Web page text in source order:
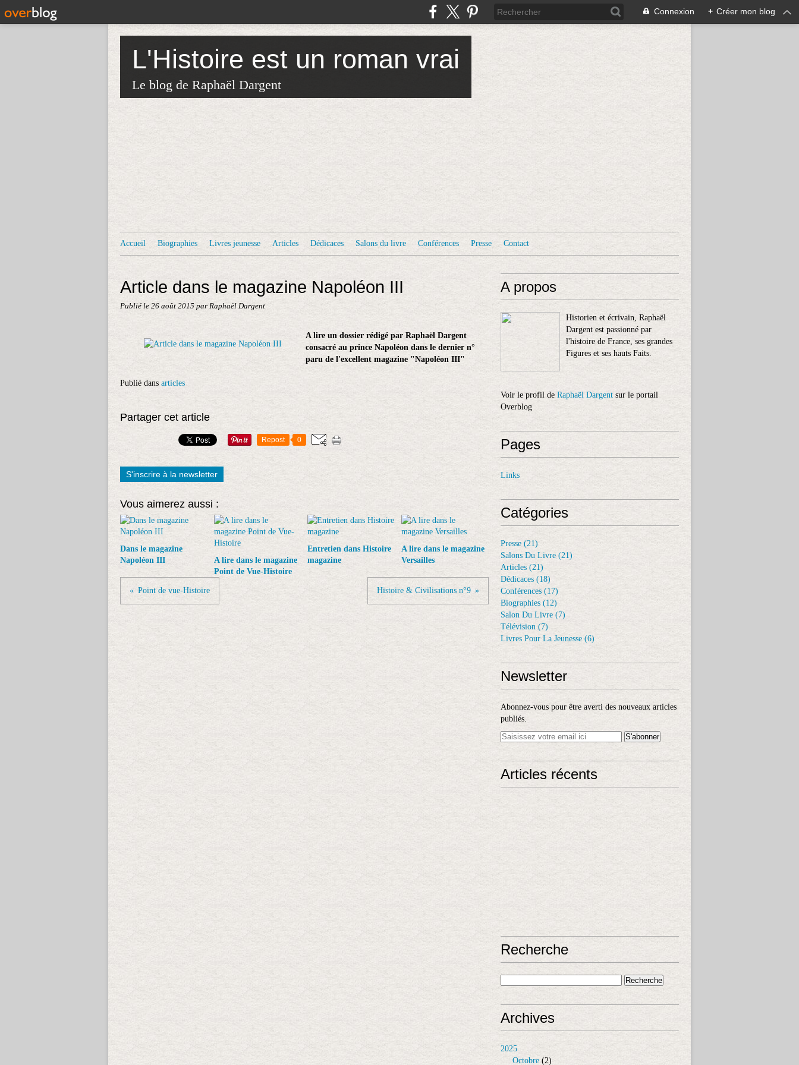
Connexion + Créer mon blog
L'Histoire est un roman vrai
Le blog de Raphaël Dargent
Accueil Biographies Livres jeunesse Articles Dédicaces Salons du livre Conférences Presse Contact
Article dans le magazine Napoléon III
Publié le 26 août 2015 par Raphaël Dargent
A lire un dossier rédigé par Raphaël Dargent
consacré au prince Napoléon dans le dernier n°
paru de l'excellent magazine "Napoléon III"
Publié dans articles
Partager cet article
Repost 0
S'inscrire à la newsletter
Vous aimerez aussi :
Dans le magazine
Napoléon III
A lire dans le magazine
Point de Vue-Histoire
Entretien dans Histoire
magazine
A lire dans le magazine
Versailles
Point de vue-Histoire Histoire & Civilisations n°9
A propos
Historien et écrivain, Raphaël
Dargent est passionné par
l'histoire de France, ses grandes
Figures et ses hauts Faits.
Voir le profil de Raphaël Dargent sur le portail
Overblog
Pages
Links
Catégories
Presse (21)
Salons Du Livre (21)
Articles (21)
Dédicaces (18)
Conférences (17)
Biographies (12)
Salon Du Livre (7)
Télévision (7)
Livres Pour La Jeunesse (6)
Newsletter
Abonnez-vous pour être averti des nouveaux articles
publiés.
Articles récents
Recherche
Archives
2025
Octobre (2)